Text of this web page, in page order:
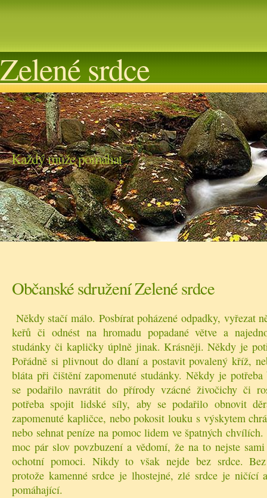
Zelené srdce
Každý může pomáhat
Občanské sdružení Zelené srdce
Někdy stačí málo. Posbírat poházené odpadky, vyřezat
keřů či odnést na hromadu popadané větve a
studánky či kapličky úplně jinak. Krásněji. Někdy je
Pořádně si plivnout do dlaní a postavit povalený kříž,
bláta při čištění zapomenuté studánky. Někdy je
se podařilo navrátit do přírody vzácné živočichy či
potřeba spojit lidské síly, aby se podařilo obnovit
zapomenuté kapličce, nebo pokosit louku s výskytem
nebo sehnat peníze na pomoc lidem ve špatných
moc pár slov povzbuzení a vědomí, že na to nejste
ochotní pomoci. Nikdy to však nejde bez srdce.
protože kamenné srdce je lhostejné, zlé srdce je ničící
pomáhající.